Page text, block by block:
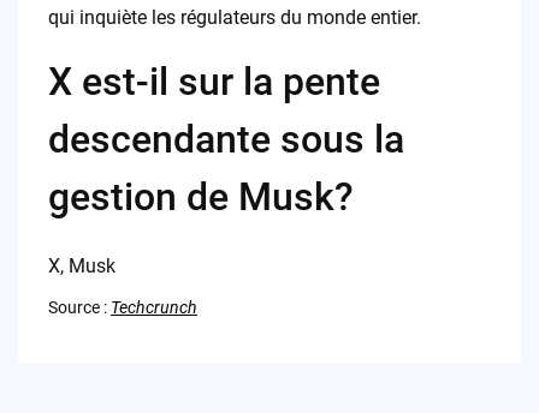
qui inquiète les régulateurs du monde entier.
X est-il sur la pente
descendante sous la
gestion de Musk?
X, Musk
Source : Techcrunch